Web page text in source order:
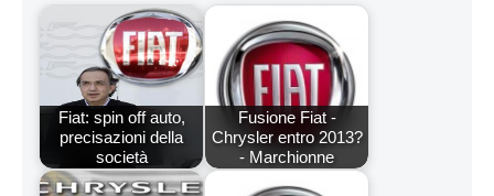
Fiat: spin off auto,
precisazioni della
società
Fusione Fiat -
Chrysler entro 2013?
- Marchionne